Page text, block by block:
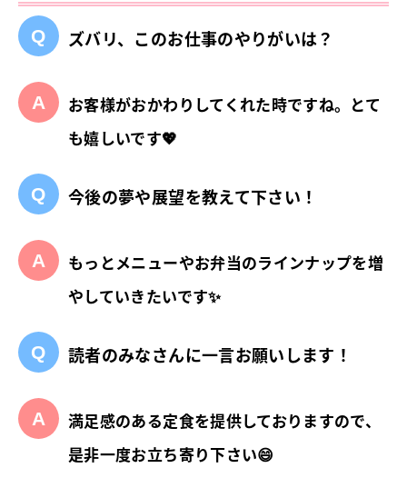
ズバリ、このお仕事のやりがいは？
お客様がおかわりしてくれた時ですね。とて
も嬉しいです💖
今後の夢や展望を教えて下さい！
もっとメニューやお弁当のラインナップを増
やしていきたいです✨
読者のみなさんに一言お願いします！
満足感のある定食を提供しておりますので、
是非一度お立ち寄り下さい😄